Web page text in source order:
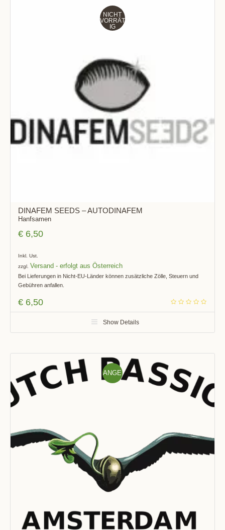
NICHT
VORRÄT
IG
DINAFEM SEEDS – AUTODINAFEM
Hanfsamen
€ 6,50
Inkl. Ust.
zzgl. Versand
Bei Lieferungen in Nicht-EU-Länder können zusätzliche Zölle, Steuern und
Gebühren anfallen.
€ 6,50
Show Details
ANGE